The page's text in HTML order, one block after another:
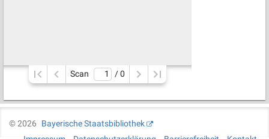
Scan / 0
©2026
Bayerische Staatsbibliothek